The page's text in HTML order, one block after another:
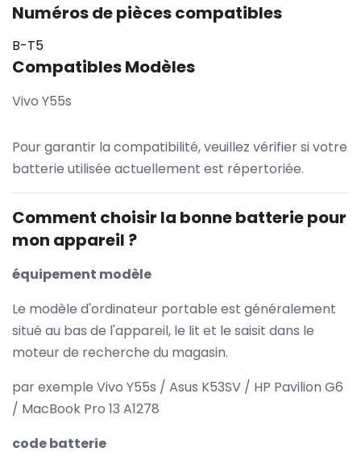
Numéros de pièces compatibles
B-T5
Compatibles Modèles
Vivo Y55s
Pour garantir la compatibilité, veuillez vérifier si votre
batterie utilisée actuellement est répertoriée.
Comment choisir la bonne batterie pour
mon appareil ?
équipement modèle
Le modèle d'ordinateur portable est généralement
situé au bas de l'appareil, le lit et le saisit dans le
moteur de recherche du magasin.
par exemple Vivo Y55s / Asus K53SV / HP Pavilion G6
/ MacBook Pro 13 A1278
code batterie